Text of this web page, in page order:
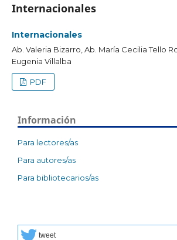
Internacionales
Internacionales
Ab. Valeria Bizarro, Ab. María Cecilia Tello
Eugenia Villalba
PDF
Información
Para lectores/as
Para autores/as
Para bibliotecarios/as
tweet